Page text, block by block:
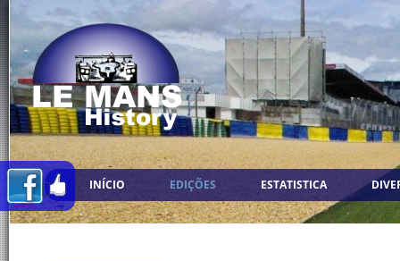
INÍCIO EDIÇÕES ESTATISTICA